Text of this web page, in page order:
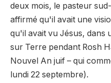
deux mois, le pasteur
affirmé qu'il avait une
qu'il avait vu Jésus, dans
sur Terre pendant Rosh
Nouvel An juif – qui
lundi 22 septembre).